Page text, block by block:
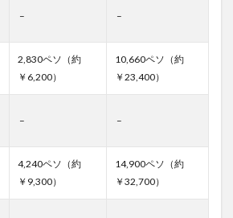
– –
2,830ペソ（約
￥6,200）
10,660ペソ（約
￥23,400）
– –
4,240ペソ（約
￥9,300）
14,900ペソ（約
￥32,700）